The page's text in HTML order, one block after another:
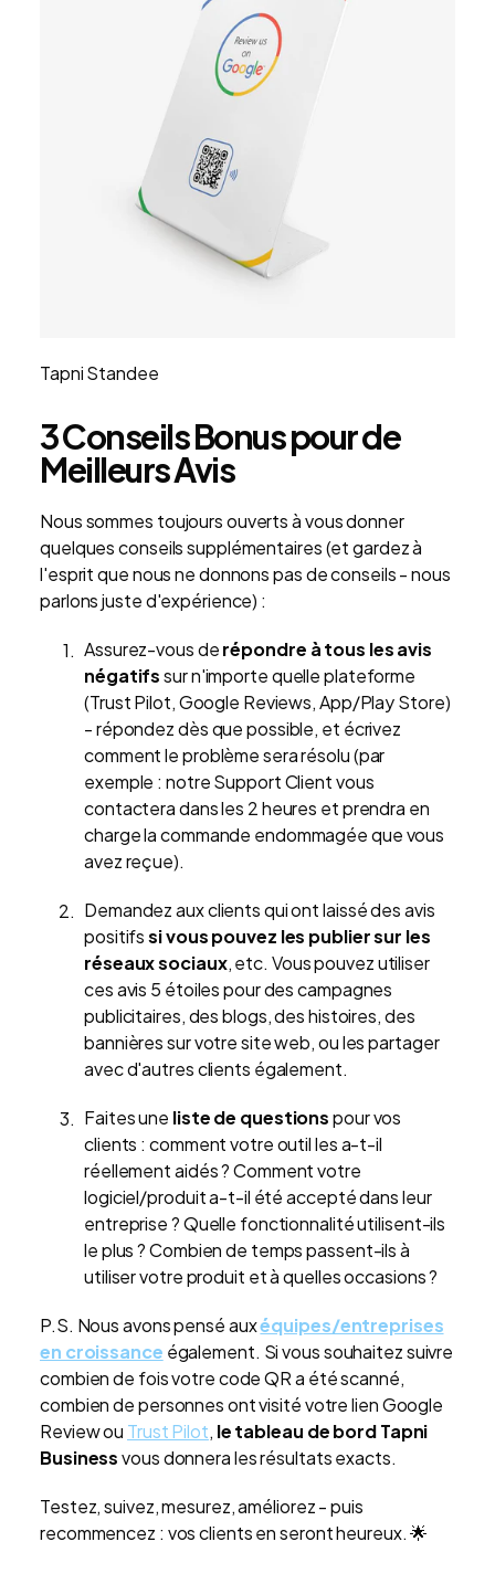
Tapni Standee
3 Conseils Bonus pour de
Meilleurs Avis
Nous sommes toujours ouverts à vous donner
quelques conseils supplémentaires (et gardez à
l'esprit que nous ne donnons pas de conseils - nous
parlons juste d'expérience) :
Assurez-vous derépondre à tous les avis
négatifssur n'importe quelle plateforme
(Trust Pilot, Google Reviews, App/Play Store)
- répondez dès que possible, et écrivez
comment le problème sera résolu (par
exemple : notre Support Client vous
contactera dans les 2 heures et prendra en
charge la commande endommagée que vous
avez reçue).
Demandez aux clients qui ont laissé des avis
positifssi vous pouvez les publier sur les
réseaux sociaux, etc. Vous pouvez utiliser
ces avis 5 étoiles pour des campagnes
publicitaires, des blogs, des histoires, des
bannières sur votre site web, ou les partager
avec d'autres clients également.
Faites une liste de questionspour vos
clients : comment votre outil les a-t-il
réellement aidés ? Comment votre
logiciel/produit a-t-il été accepté dans leur
entreprise ? Quelle fonctionnalité utilisent-ils
le plus ? Combien de temps passent-ils à
utiliser votre produit et à quelles occasions ?
P.S. Nous avons pensé auxéquipes/entreprises
en croissance également. Si vous souhaitez suivre
combien de fois votre code QR a été scanné,
combien de personnes ont visité votre lien Google
Review ou Trust Pilot, le tableau de bord Tapni
Businessvous donnera les résultats exacts.
Testez, suivez, mesurez, améliorez - puis
recommencez : vos clients en seront heureux. 🌟